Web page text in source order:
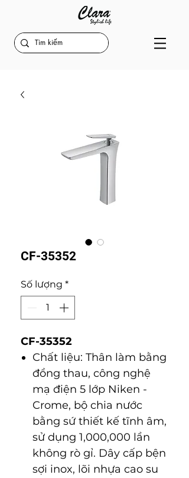
CF-35352
Số lượng *
CF-35352
Chất liệu: Thân làm bằng
đồng thau, công nghệ
mạ điện 5 lớp Niken -
Crome, bộ chia nước
bằng sứ thiết kế tĩnh âm,
sử dụng 1,000,000 lần
không rò gỉ. Dây cấp bện
sợi inox, lõi nhựa cao su